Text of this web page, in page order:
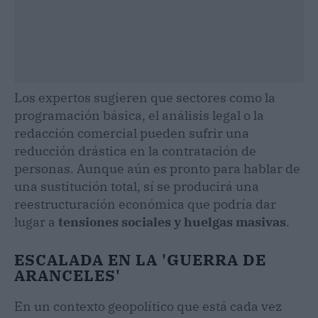
Los expertos sugieren que sectores como la
programación básica, el análisis legal o la
redacción comercial pueden sufrir una
reducción drástica en la contratación de
personas. Aunque aún es pronto para hablar de
una sustitución total, sí se producirá una
reestructuración económica que podría dar
lugar a tensiones sociales y huelgas masivas.
ESCALADA EN LA 'GUERRA DE
ARANCELES'
En un contexto geopolítico que está cada vez